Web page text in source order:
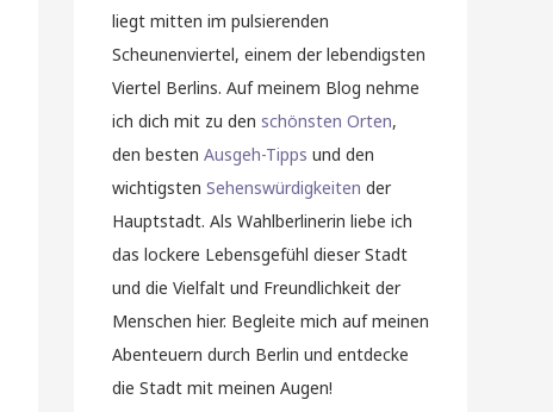
liegt mitten im pulsierenden
Scheunenviertel, einem der lebendigsten
Viertel Berlins. Auf meinem Blog nehme
ich dich mit zu den schönsten Orten,
den besten Ausgeh-Tipps und den
wichtigsten Sehenswürdigkeiten der
Hauptstadt. Als Wahlberlinerin liebe ich
das lockere Lebensgefühl dieser Stadt
und die Vielfalt und Freundlichkeit der
Menschen hier. Begleite mich auf meinen
Abenteuern durch Berlin und entdecke
die Stadt mit meinen Augen!